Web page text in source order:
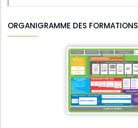
ORGANIGRAMME DES FORMATIONS